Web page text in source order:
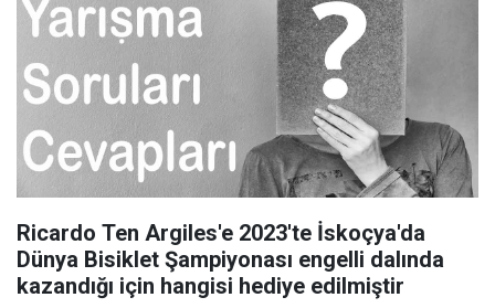
Ricardo Ten Argiles'e 2023'te İskoçya'da
Dünya Bisiklet Şampiyonası engelli dalında
kazandığı için hangisi hediye edilmiştir